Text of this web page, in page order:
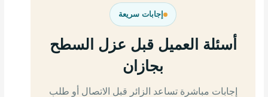
إجابات سريعة
أسئلة العميل قبل عزل السطح
بجازان
إجابات مباشرة تساعد الزائر قبل الاتصال أو طلب